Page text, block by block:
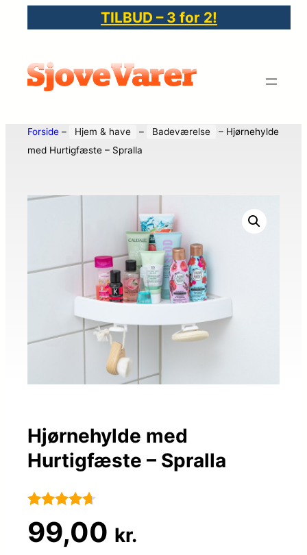
TILBUD – 3 for 2!
Forside – Hjem & have – Badeværelse – Hjørnehylde
med Hurtigfæste – Spralla
Hjørnehylde med
Hurtigfæste – Spralla
som4.6
99,00 kr.